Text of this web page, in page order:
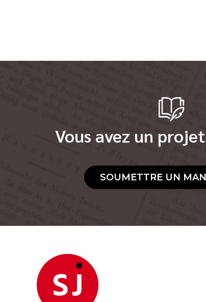
Vous avez un
SOUMETTRE UN